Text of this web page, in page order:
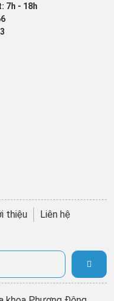
7h - 18h
thiệu Liên hệ